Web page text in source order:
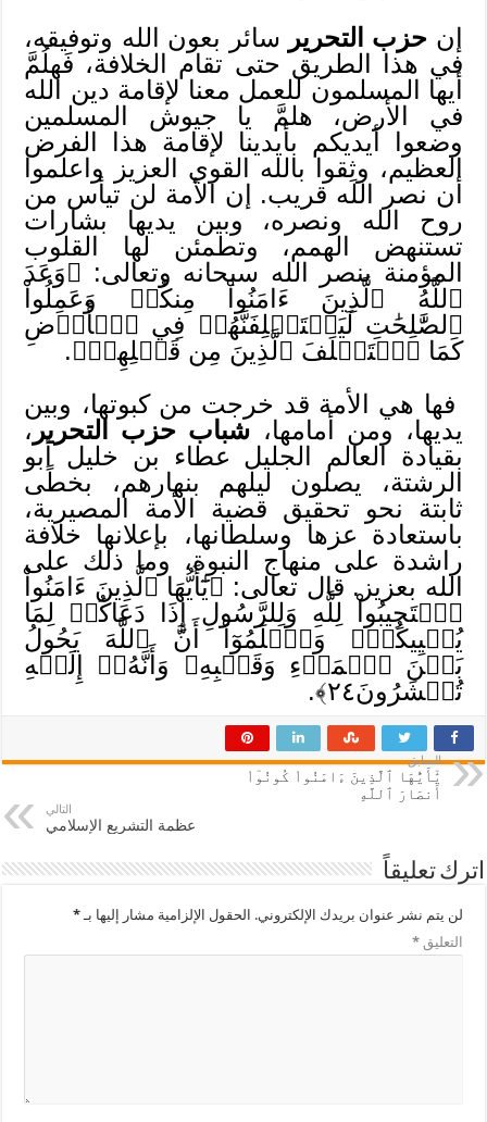
إن حزب التحرير سائر بعون الله وتوفيقه،
في هذا الطريق حتى تقام الخلافة، فَهلُمَّ
أيها المسلمون للعمل معنا لإقامة دين الله
في الأرض، هلمَّ يا جيوش المسلمين
وضعوا أيديكم بأيدينا لإقامة هذا الفرض
العظيم، وثِقوا بالله القوي العزيز واعلموا
أن نصر الله قريب. إن الأمة لن تيأس من
روح الله ونصره، وبين يديها بشارات
تستنهض الهمم، وتطمئن لها القلوب
المؤمنة بنصر الله سبحانه وتعالى: ﴿وَعَدَ
ٱللَّهُ ٱلَّذِينَ ءَامَنُواْ مِنكُمۡ وَعَمِلُواْ
ٱلصَّٰلِحَٰتِ لَيَسۡتَخۡلِفَنَّهُمۡ فِي ٱلۡأَرۡضِ
كَمَا ٱسۡتَخۡلَفَ ٱلَّذِينَ مِن قَبۡلِهِمۡ﴾.
فها هي الأمة قد خرجت من كبوتها، وبين
يديها، ومن أمامها، شباب حزب التحرير،
بقيادة العالم الجليل عطاء بن خليل أبو
الرشتة، يصلون ليلهم بنهارهم، بخطًى
ثابتة نحو تحقيق قضية الأمة المصيرية،
باستعادة عزها وسلطانها، بإعلانها خلافة
راشدة على منهاج النبوة، وما ذلك على
الله بعزيز. قال تعالى: ﴿يَٰٓأَيُّهَا ٱلَّذِينَ ءَامَنُواْ
ٱسۡتَجِيبُواْ لِلَّهِ وَلِلرَّسُولِ إِذَا دَعَاكُمۡ لِمَا
يُحۡيِيكُمۡۖ وَٱعۡلَمُوٓاْ أَنَّ ٱللَّهَ يَحُولُ
بَيۡنَ ٱلۡمَرۡءِ وَقَلۡبِهِۦ وَأَنَّهُۥٓ إِلَيۡهِ
تُحۡشَرُونَ٢٤﴾.
السابق
يَٰٓأَيُّهَا ٱلَّذِينَ ءَامَنُواْ كُونُوٓاْ
أَنصَارَ ٱللَّهِ
التالي
عظمة التشريع الإسلامي
اترك تعليقاً
لن يتم نشر عنوان بريدك الإلكتروني. الحقول الإلزامية مشار إليها بـ*
التعليق*